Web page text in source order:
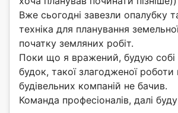
Вже сьогодні завезли опалубку
техніка для планування
початку земляних робіт.
Поки що я вражений, будую
будок, такої злагодженої роботи
будівельних компаній не бачив.
Команда професіоналів, далі